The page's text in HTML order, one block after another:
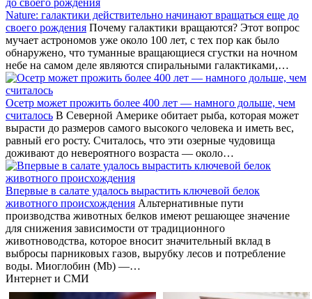
Nature: галактики действительно начинают вращаться еще до
своего рождения Почему галактики вращаются? Этот вопрос
мучает астрономов уже около 100 лет, с тех пор как было
обнаружено, что туманные вращающиеся сгустки на ночном
небе на самом деле являются спиральными галактиками,…
Осетр может прожить более 400 лет — намного дольше, чем
считалось В Северной Америке обитает рыба, которая может
вырасти до размеров самого высокого человека и иметь вес,
равный его росту. Считалось, что эти озерные чудовища
доживают до невероятного возраста — около…
Впервые в салате удалось вырастить ключевой белок
животного происхождения Альтернативные пути
производства животных белков имеют решающее значение
для снижения зависимости от традиционного
животноводства, которое вносит значительный вклад в
выбросы парниковых газов, вырубку лесов и потребление
воды. Миоглобин (Mb) —…
Интернет и СМИ